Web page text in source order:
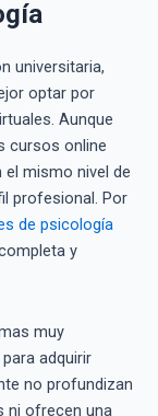
universitaria,
optar por
Aunque
cursos online
mismo nivel de
profesional. Por
de psicología
y
muy
adquirir
no profundizan
ni ofrecen una